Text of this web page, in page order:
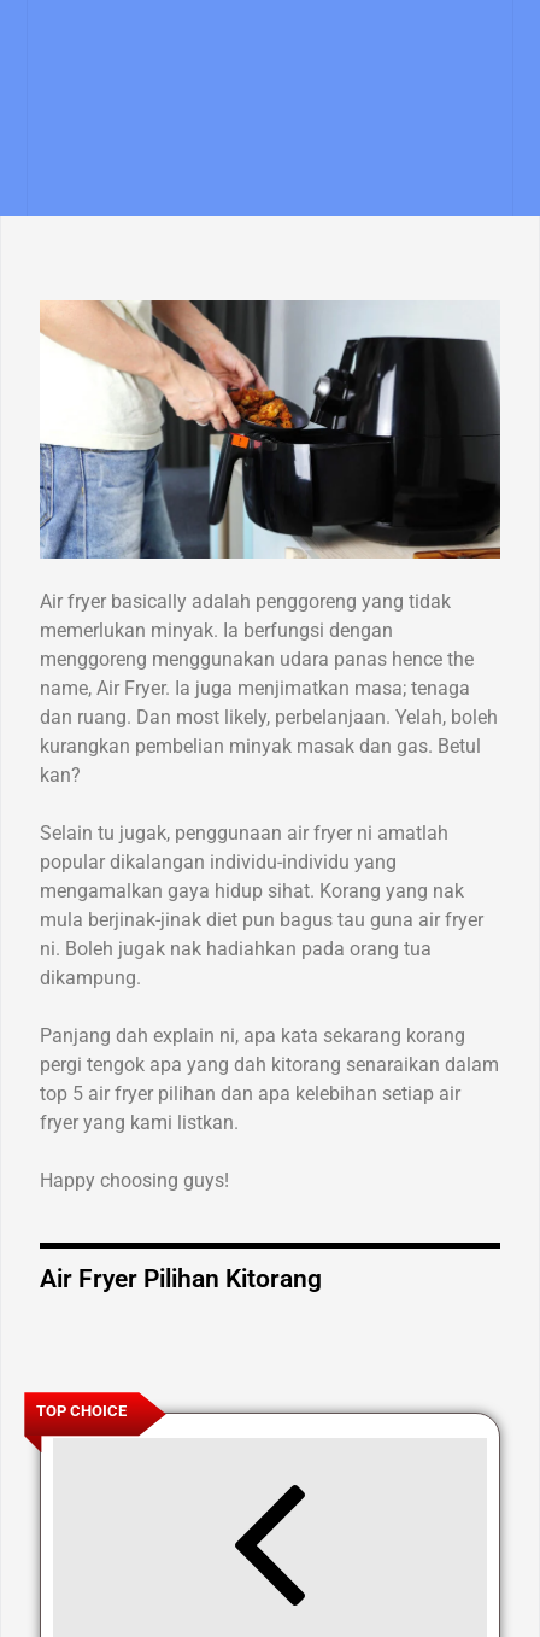
Air fryer basically adalah penggoreng yang tidak
memerlukan minyak. Ia berfungsi dengan
menggoreng menggunakan udara panas hence the
name, Air Fryer. Ia juga menjimatkan masa; tenaga
dan ruang. Dan most likely, perbelanjaan. Yelah, boleh
kurangkan pembelian minyak masak dan gas. Betul
kan?
Selain tu jugak, penggunaan air fryer ni amatlah
popular dikalangan individu-individu yang
mengamalkan gaya hidup sihat. Korang yang nak
mula berjinak-jinak diet pun bagus tau guna air fryer
ni. Boleh jugak nak hadiahkan pada orang tua
dikampung.
Panjang dah explain ni, apa kata sekarang korang
pergi tengok apa yang dah kitorang senaraikan dalam
top 5 air fryer pilihan dan apa kelebihan setiap air
fryer yang kami listkan.
Happy choosing guys!
Air Fryer Pilihan Kitorang
TOP CHOICE